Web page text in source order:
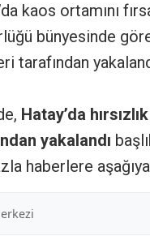
kaos ortamını
bünyesinde
tarafından
Hatay’da
yakalandı
haberlere